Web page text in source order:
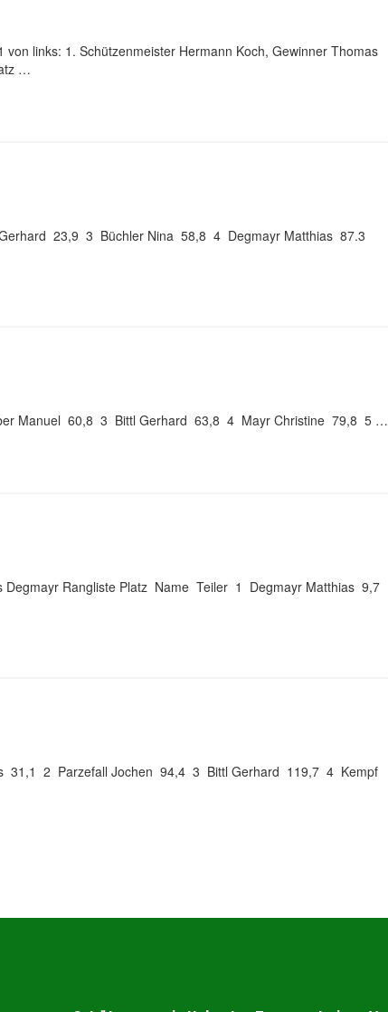
links: 1. Schützenmeister Hermann Koch, Gewinner Thomas
…
23,9 3 Büchler Nina 58,8 4 Degmayr Matthias 87.3
Manuel 60,8 3 Bittl Gerhard 63,8 4 Mayr Christine 79,8 5 …
Degmayr Rangliste Platz Name Teiler 1 Degmayr Matthias 9,7
31,1 2 Parzefall Jochen 94,4 3 Bittl Gerhard 119,7 4 Kempf